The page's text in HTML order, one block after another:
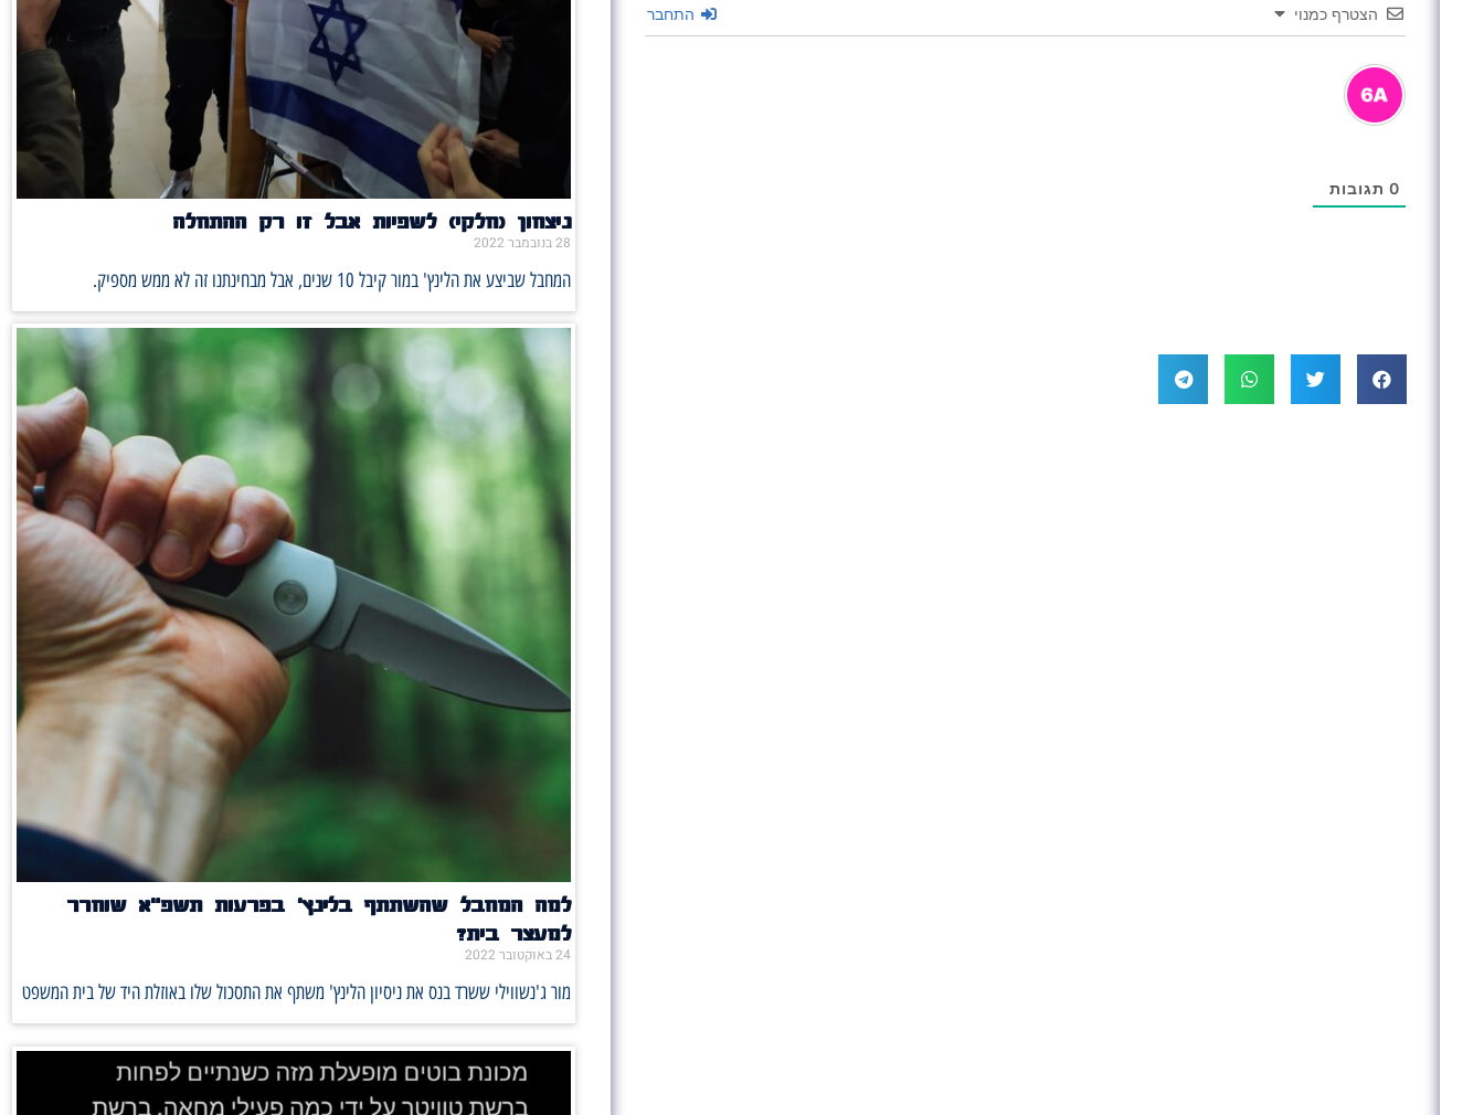
הצטרף כמנוי התחבר
0 תגובות
ניצחון (חלקי) לשפיות אבל זו רק ההתחלה
28 בנובמבר 2022
המחבל שביצע את הלינץ' במור קיבל 10 שנים, אבל מבחינתנו זה לא ממש מספיק.
למה המחבל שהשתתף בלינץ' בפרעות תשפ"א שוחרר
למעצר בית?
24 באוקטובר 2022
מור ג'נשווילי ששרד בנס את ניסיון הלינץ' משתף את התסכול שלו באוזלת היד של בית המשפט